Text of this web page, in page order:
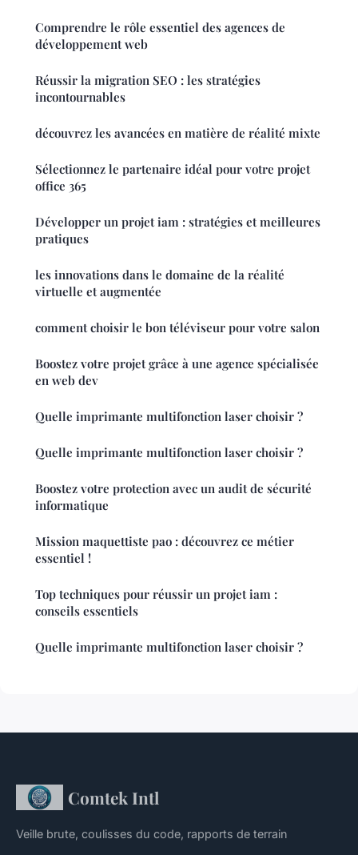
Comprendre le rôle essentiel des agences de
développement web
Réussir la migration SEO : les stratégies
incontournables
découvrez les avancées en matière de réalité mixte
Sélectionnez le partenaire idéal pour votre projet
office 365
Développer un projet iam : stratégies et meilleures
pratiques
les innovations dans le domaine de la réalité
virtuelle et augmentée
comment choisir le bon téléviseur pour votre salon
Boostez votre projet grâce à une agence spécialisée
en web dev
Quelle imprimante multifonction laser choisir ?
Quelle imprimante multifonction laser choisir ?
Boostez votre protection avec un audit de sécurité
informatique
Mission maquettiste pao : découvrez ce métier
essentiel !
Top techniques pour réussir un projet iam :
conseils essentiels
Quelle imprimante multifonction laser choisir ?
Comtek Intl
Veille brute, coulisses du code, rapports de terrain